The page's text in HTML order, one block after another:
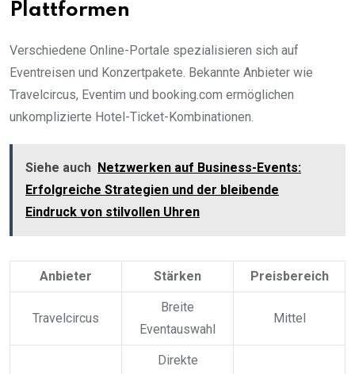
Plattformen
Verschiedene Online-Portale spezialisieren sich auf
Eventreisen und Konzertpakete. Bekannte Anbieter wie
Travelcircus, Eventim und booking.com ermöglichen
unkomplizierte Hotel-Ticket-Kombinationen.
Siehe auch Netzwerken auf Business-Events:
Erfolgreiche Strategien und der bleibende
Eindruck von stilvollen Uhren
Anbieter Stärken Preisbereich
Travelcircus
Breite
Eventauswahl
Mittel
Direkte